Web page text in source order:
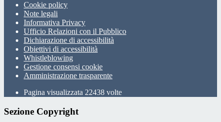
Cookie policy
Note legali
Informativa Privacy
Ufficio Relazioni con il Pubblico
Dichiarazione di accessibilità
Obiettivi di accessibilità
Whistleblowing
Gestione consensi cookie
Amministrazione trasparente
Pagina visualizzata 22438 volte
Sezione Copyright